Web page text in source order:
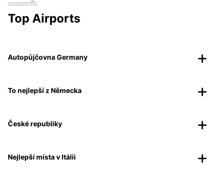
Top Airports
Autopůjčovna Germany
To nejlepší z Německa
České republiky
Nejlepší místa v Itálii